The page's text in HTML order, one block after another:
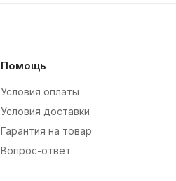
Помощь
Условия оплаты
Условия доставки
Гарантия на товар
Вопрос-ответ